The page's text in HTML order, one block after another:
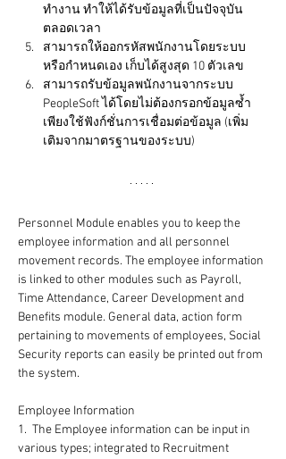
ทำงาน ทำให้ได้รับข้อมูลที่เป็นปัจจุบัน
ตลอดเวลา
สามารถให้ออกรหัสพนักงานโดยระบบ
หรือกำหนดเอง เก็บได้สูงสุด 10 ตัวเลข
สามารถรับข้อมูลพนักงานจากระบบ
PeopleSoft ได้โดยไม่ต้องกรอกข้อมูลซ้ำ
เพียงใช้ฟังก์ชั่นการเชื่อมต่อข้อมูล (เพิ่ม
เติมจากมาตรฐานของระบบ)
Personnel Module enables you to keep the
employee information and all personnel
movement records. The employee information
is linked to other modules such as Payroll,
Time Attendance, Career Development and
Benefits module. General data, action form
pertaining to movements of employees, Social
Security reports can easily be printed out from
the system.
Employee Information
1.  The Employee information can be input in
various types; integrated to Recruitment